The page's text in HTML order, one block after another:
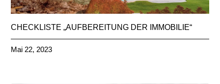
CHECKLISTE „AUFBEREITUNG DER IMMOBILIE“
Mai 22, 2023